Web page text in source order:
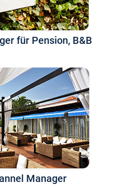
für Pension, B&B
Manager